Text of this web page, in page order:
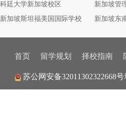
科廷大学新加坡校区
新加坡管
新加坡斯坦福美国国际学校
新加坡东
首页 留学规划 择校指南
苏公网安备32011302322668号